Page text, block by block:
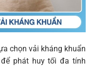
chọn vải kháng khuẩn
phát huy tối đa tính